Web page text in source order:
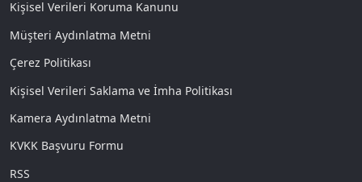
Kişisel Verileri Koruma Kanunu
Müşteri Aydınlatma Metni
Çerez Politikası
Kişisel Verileri Saklama ve İmha Politikası
Kamera Aydınlatma Metni
KVKK Başvuru Formu
RSS